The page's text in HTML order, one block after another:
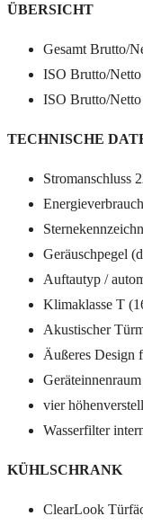
ÜBERSICHT
Gesamt Brutto/
ISO Brutto/
ISO Brutto/
TECHNISCHE
Stromanschluss
Geräuschpegel
Auftautyp /
Klimaklasse T
Akustischer
Äußeres Design
vier
Wasserfilter
KÜHLSCHRANK
ClearLook